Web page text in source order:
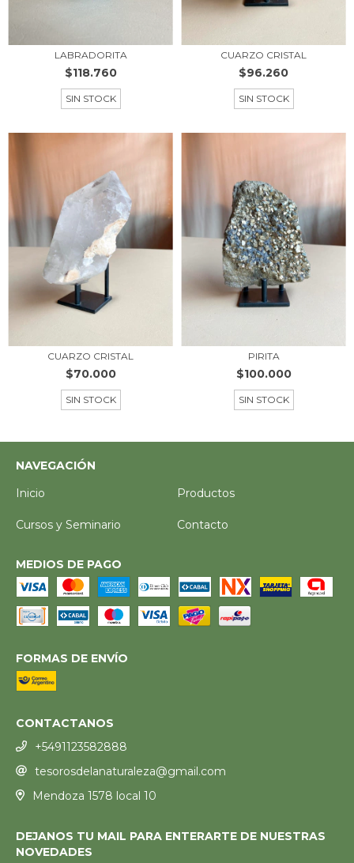
LABRADORITA
$118.760
SIN STOCK
CUARZO CRISTAL
$96.260
SIN STOCK
CUARZO CRISTAL
$70.000
SIN STOCK
PIRITA
$100.000
SIN STOCK
NAVEGACIÓN
Inicio
Productos
Cursos y Seminario Contacto
MEDIOS DE PAGO
FORMAS DE ENVÍO
CONTACTANOS
+5491123582888
tesorosdelanaturaleza@gmail.com
Mendoza 1578 local 10
DEJANOS TU MAIL PARA ENTERARTE DE NUESTRAS
NOVEDADES